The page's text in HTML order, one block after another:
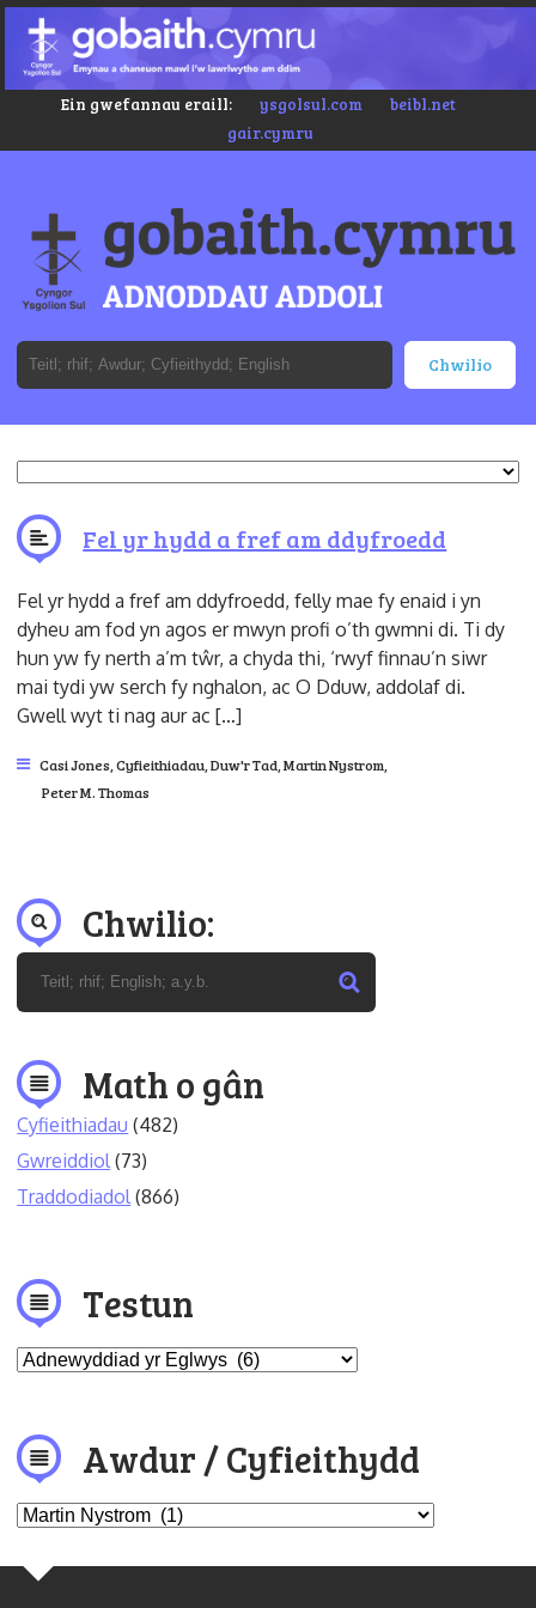
Ein gwefannau eraill: ysgolsul.com
beibl.net
gair.cymru
Fel yr hydd a fref am ddyfroedd
Fel yr hydd a fref am ddyfroedd, felly mae fy enaid i yn
dyheu am fod yn agos er mwyn profi o’th gwmni di. Ti dy
hun yw fy nerth a’m tŵr, a chyda thi, ‘rwyf finnau’n siwr
mai tydi yw serch fy nghalon, ac O Dduw, addolaf di.
Gwell wyt ti nag aur ac […]
Casi Jones Cyfieithiadau Duw'r Tad Martin Nystrom
Peter M. Thomas
Chwilio:
Math o gân
Cyfieithiadau (482)
Gwreiddiol (73)
Traddodiadol (866)
Testun
Awdur / Cyfieithydd